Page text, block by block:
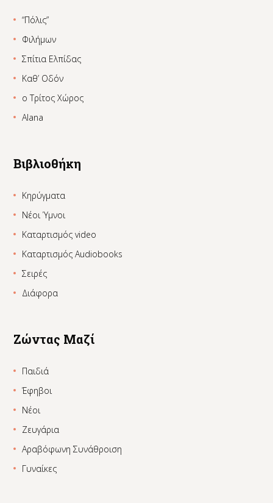
“Πόλις”
Φιλήμων
Σπίτια Ελπίδας
Καθ’ Οδόν
ο Τρίτος Χώρος
Alana
Βιβλιοθήκη
Κηρύγματα
Νέοι Ύμνοι
Καταρτισμός video
Καταρτισμός Audiobooks
Σειρές
Διάφορα
Ζώντας Μαζί
Παιδιά
Έφηβοι
Νέοι
Ζευγάρια
Αραβόφωνη Συνάθροιση
Γυναίκες